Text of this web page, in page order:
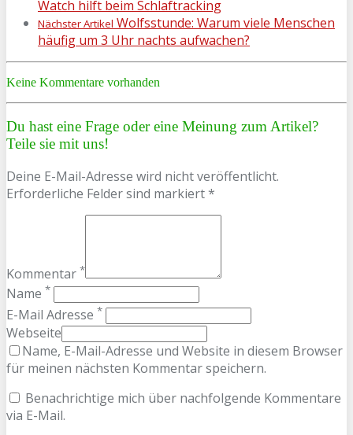
Watch hilft beim Schlaftracking
Nächster Artikel Wolfsstunde: Warum viele Menschen
häufig um 3 Uhr nachts aufwachen?
Keine Kommentare vorhanden
Du hast eine Frage oder eine Meinung zum Artikel?
Teile sie mit uns!
Deine E-Mail-Adresse wird nicht veröffentlicht.
Erforderliche Felder sind markiert *
Kommentar *
Name *
E-Mail Adresse *
Webseite
Name, E-Mail-Adresse und Website in diesem Browser
für meinen nächsten Kommentar speichern.
Benachrichtige mich über nachfolgende Kommentare
via E-Mail.